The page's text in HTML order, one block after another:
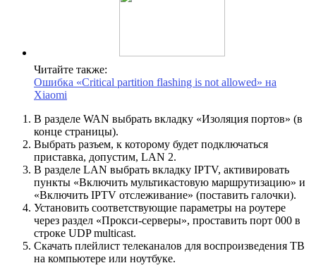
Читайте также:
Ошибка «Сritical partition flashing is not allowed» на
Xiaomi
В разделе WAN выбрать вкладку «Изоляция портов» (в
конце страницы).
Выбрать разъем, к которому будет подключаться
приставка, допустим, LAN 2.
В разделе LAN выбрать вкладку IPTV, активировать
пункты «Включить мультикастовую маршрутизацию» и
«Включить IPTV отслеживание» (поставить галочки).
Установить соответствующие параметры на роутере
через раздел «Прокси-серверы», проставить порт 000 в
строке UDP multicast.
Скачать плейлист телеканалов для воспроизведения ТВ
на компьютере или ноутбуке.